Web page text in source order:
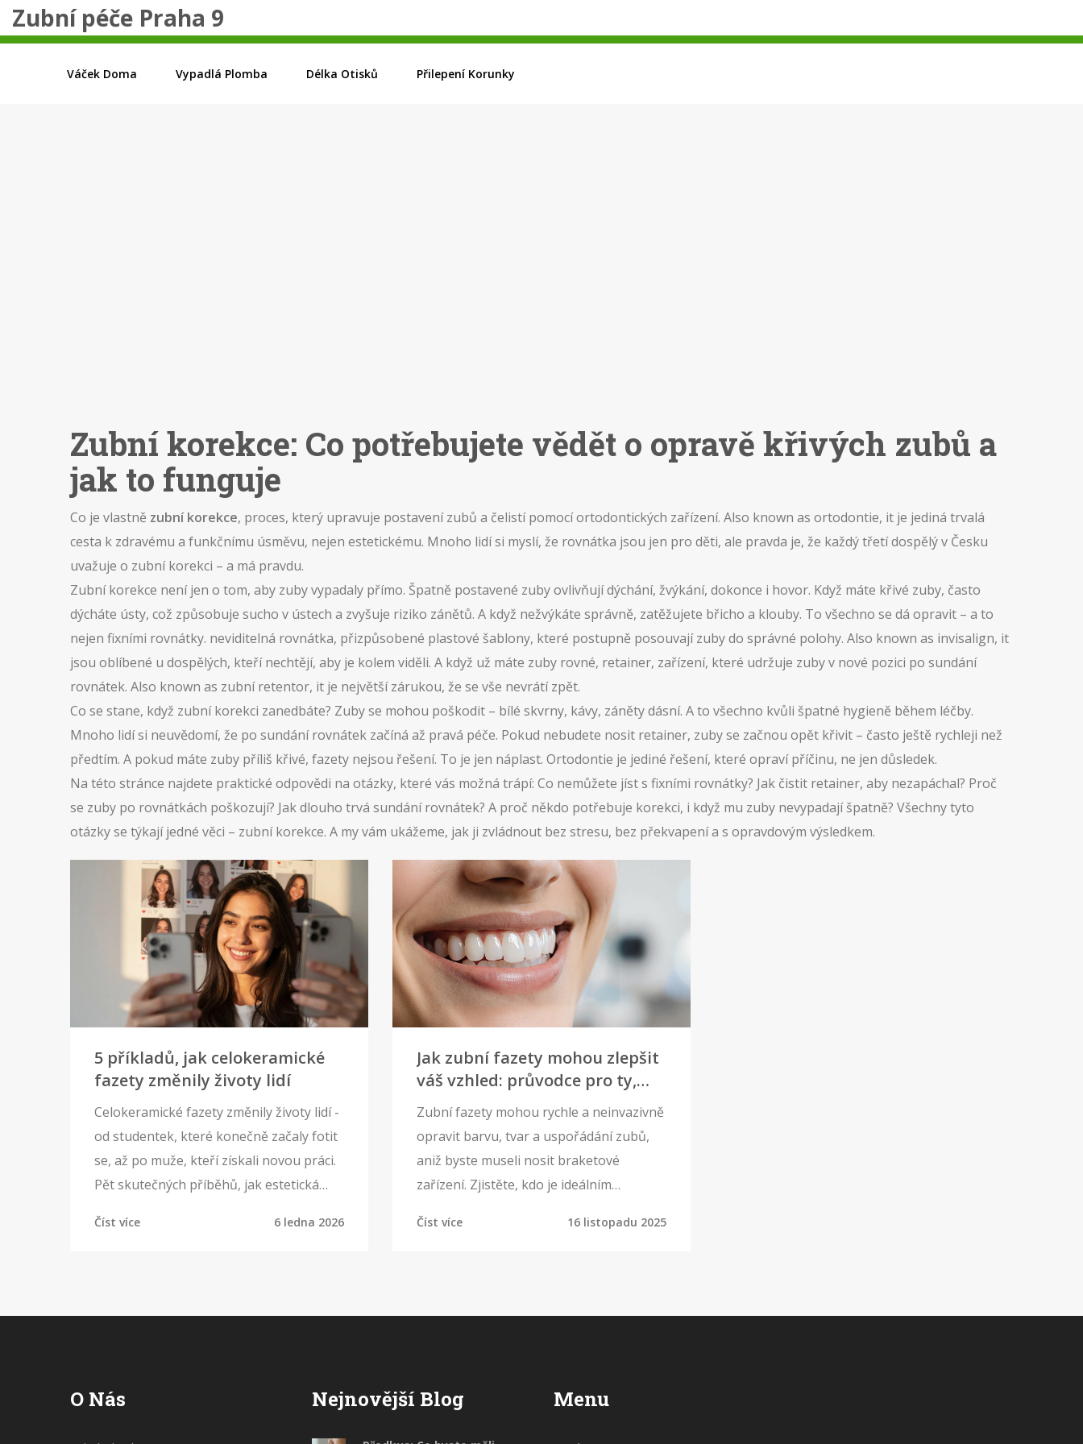
Zubní péče Praha 9
Váček Doma Vypadlá Plomba Délka Otisků Přilepení Korunky
Zubní korekce: Co potřebujete vědět o opravě křivých zubů a
jak to funguje
Co je vlastně zubní korekce, proces, který upravuje postavení zubů a čelistí pomocí ortodontických zařízení. Also known as ortodontie, it je jediná trvalá
cesta k zdravému a funkčnímu úsměvu, nejen estetickému. Mnoho lidí si myslí, že rovnátka jsou jen pro děti, ale pravda je, že každý třetí dospělý v Česku
uvažuje o zubní korekci – a má pravdu.
Zubní korekce není jen o tom, aby zuby vypadaly přímo. Špatně postavené zuby ovlivňují dýchání, žvýkání, dokonce i hovor. Když máte křivé zuby, často
dýcháte ústy, což způsobuje sucho v ústech a zvyšuje riziko zánětů. A když nežvýkáte správně, zatěžujete břicho a klouby. To všechno se dá opravit – a to
nejen fixními rovnátky. neviditelná rovnátka, přizpůsobené plastové šablony, které postupně posouvají zuby do správné polohy. Also known as invisalign, it
jsou oblíbené u dospělých, kteří nechtějí, aby je kolem viděli. A když už máte zuby rovné, retainer, zařízení, které udržuje zuby v nové pozici po sundání
rovnátek. Also known as zubní retentor, it je největší zárukou, že se vše nevrátí zpět.
Co se stane, když zubní korekci zanedbáte? Zuby se mohou poškodit – bílé skvrny, kávy, záněty dásní. A to všechno kvůli špatné hygieně během léčby.
Mnoho lidí si neuvědomí, že po sundání rovnátek začíná až pravá péče. Pokud nebudete nosit retainer, zuby se začnou opět křivit – často ještě rychleji než
předtím. A pokud máte zuby příliš křivé, fazety nejsou řešení. To je jen náplast. Ortodontie je jediné řešení, které opraví příčinu, ne jen důsledek.
Na této stránce najdete praktické odpovědi na otázky, které vás možná trápí: Co nemůžete jíst s fixními rovnátky? Jak čistit retainer, aby nezapáchal? Proč
se zuby po rovnátkách poškozují? Jak dlouho trvá sundání rovnátek? A proč někdo potřebuje korekci, i když mu zuby nevypadají špatně? Všechny tyto
otázky se týkají jedné věci – zubní korekce. A my vám ukážeme, jak ji zvládnout bez stresu, bez překvapení a s opravdovým výsledkem.
5 příkladů, jak celokeramické
fazety změnily životy lidí
Celokeramické fazety změnily životy lidí -
od studentek, které konečně začaly fotit
se, až po muže, kteří získali novou práci.
Pět skutečných příběhů, jak estetická
Číst více 6 ledna 2026
Jak zubní fazety mohou zlepšit
váš vzhled: průvodce pro ty,
kteří chtějí dokonalý úsměv
Zubní fazety mohou rychle a neinvazivně
opravit barvu, tvar a uspořádání zubů,
aniž byste museli nosit braketové
zařízení. Zjistěte, kdo je ideálním
Číst více 16 listopadu 2025
O Nás Nejnovější Blog Menu